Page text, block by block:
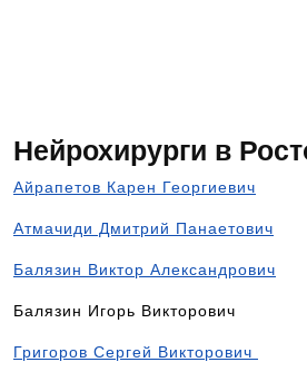
Нейрохирурги в
Айрапетов Карен Георгиевич
Атмачиди Дмитрий Панаетович
Балязин Виктор Александрович
Балязин Игорь Викторович
Григоров Сергей Викторович